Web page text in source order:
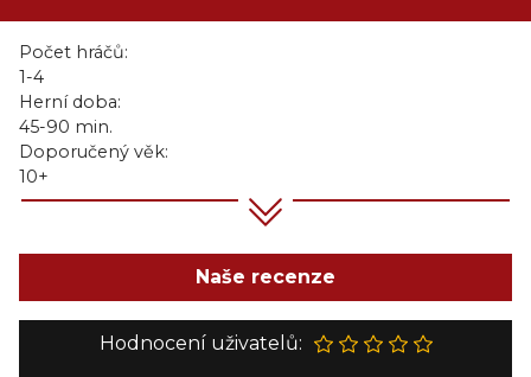
Počet hráčů:
1-4
Herní doba:
45-90 min.
Doporučený věk:
10+
Naše recenze
Hodnocení uživatelů: